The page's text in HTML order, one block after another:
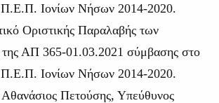
Π.Ε.Π. Ιονίων Νήσων 2014-2020.
Οριστικής Παραλαβής των
της ΑΠ 365-01.03.2021 σύμβασης στο
Π.Ε.Π. Ιονίων Νήσων 2014-2020.
Αθανάσιος Πετούσης, Υπεύθυνος